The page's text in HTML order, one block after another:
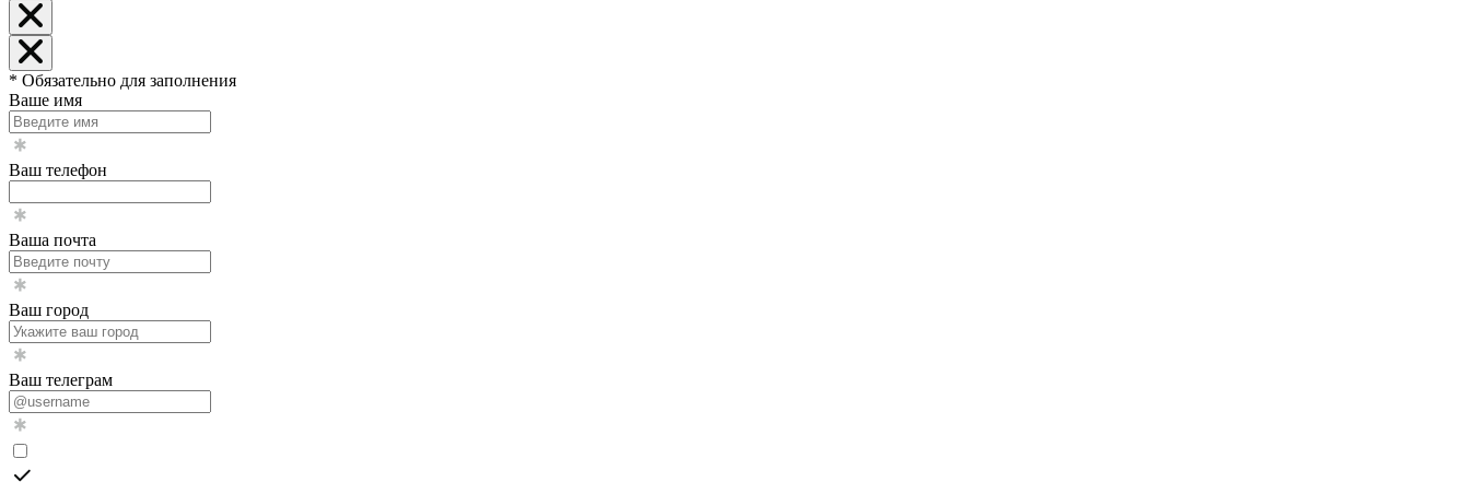
* Обязательно для заполнения
Ваше имя
Ваш телефон
Ваша почта
Ваш город
Ваш телеграм